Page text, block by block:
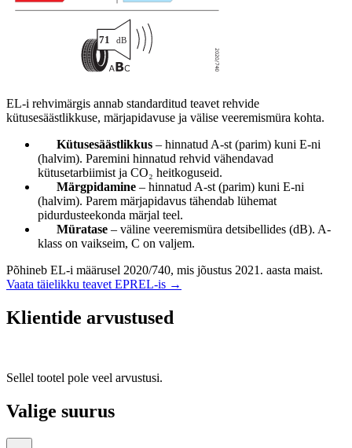
EL-i rehvimärgis annab standarditud teavet rehvide
kütusesäästlikkuse, märjapidavuse ja välise veeremismüra kohta.
Kütusesäästlikkus – hinnatud A-st (parim) kuni E-ni
(halvim). Paremini hinnatud rehvid vähendavad
kütusetarbiimist ja CO₂ heitkoguseid.
Märgpidamine – hinnatud A-st (parim) kuni E-ni
(halvim). Parem märjapidavus tähendab lühemat
pidurdusteekonda märjal teel.
Müratase – väline veeremismüra detsibellides (dB). A-
klass on vaikseim, C on valjem.
Põhineb EL-i määrusel 2020/740, mis jõustus 2021. aasta maist.
Vaata täielikku teavet EPREL-is →
Klientide arvustused
Sellel tootel pole veel arvustusi.
Valige suurus